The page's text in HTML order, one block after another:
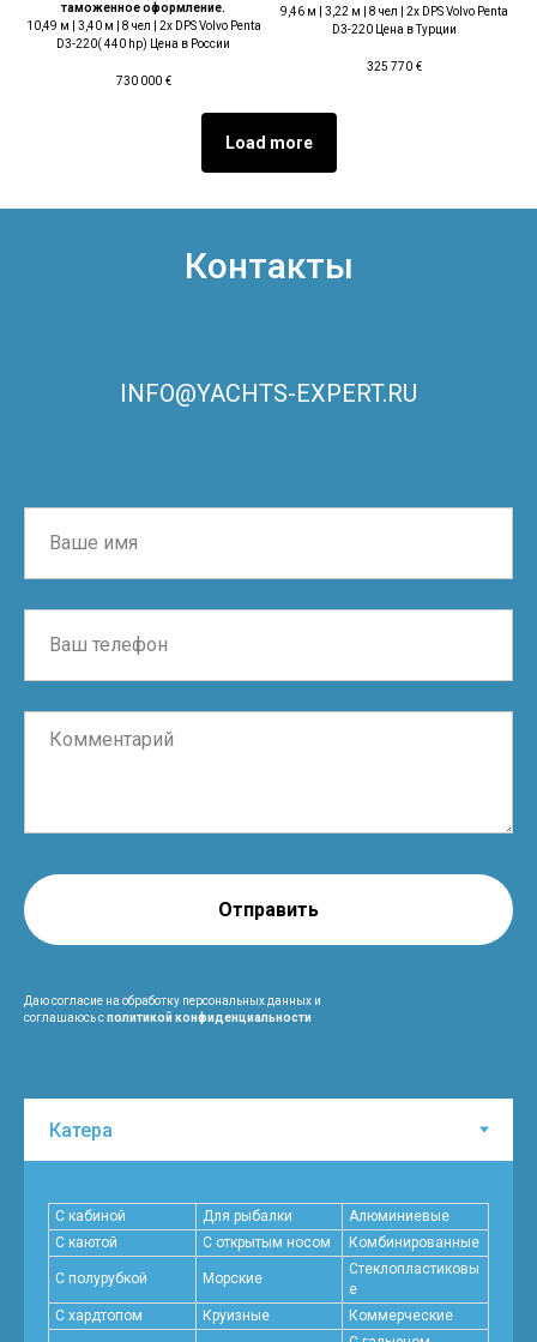
таможенное оформление.
10,49 м | 3,40 м | 8 чел | 2x DPS Volvo Penta
D3-220( 440 hp) Цена в России
730 000 €
9,46 м | 3,22 м | 8 чел | 2x DPS Volvo Penta
D3-220 Цена в Турции
325 770 €
Load more
Контакты
INFO@YACHTS-EXPERT.RU
Отправить
Даю согласие на обработку персональных данных и
соглашаюсь сполитикой конфиденциальности
С кабиной Для рыбалки
Алюминиевые
С каютой
С открытым носом Комбинированные
С полурубкой Морские
Стеклопластиковы
е
С хардтопом
Круизные
Коммерческие